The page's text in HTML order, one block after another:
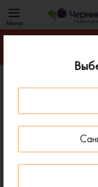
Меню
Гарантируем
Главная
Оправы круглые
Круглые
ЖЕНСКИЕ